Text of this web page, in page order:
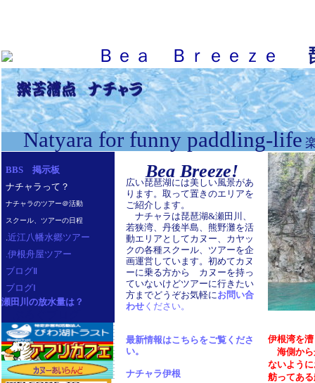
Ｂｅａ Ｂｒｅｅｚｅ
Natyara for funny paddling-life
BBS 掲示板
ナチャラって？
ナチャラのツアー＠活動
スクール、ツアーの日程
.近江八幡水郷ツアー
.伊根舟屋ツアー
ブログⅡ
ブログⅠ
瀬田川の放水量は？
Bea Breeze!
広い琵琶湖には美しい風景があ
ります。取って置きのエリアを
ご紹介します。
ナチャラは琵琶湖&瀬田川、
若狭湾、丹後半島、熊野灘を活
動エリアとしてカヌー、カヤッ
クの各種スクール、ツアーを企
画運営しています。初めてカヌ
ーに乗る方から カヌーを持っ
ていないけどツアーに行きたい
方までどうぞお気軽にお問い合
わせ ください。
最新情報はこちらをご覧くださ
い。
ナチャラ伊根
伊根湾を
海側から
ないよう
舫ってあ